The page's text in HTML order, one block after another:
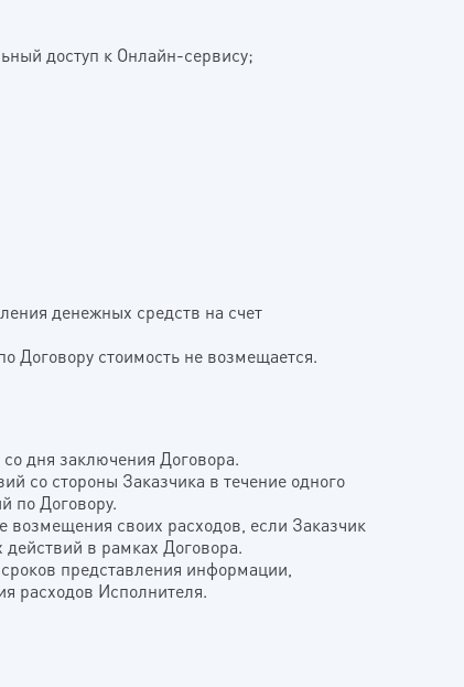
доступ к Онлайн-сервису;
денежных средств на счет
Договору стоимость не возмещается.
дня заключения Договора.
со стороны Заказчика в течение одного
по Договору.
возмещения своих расходов, если Заказчик
в рамках Договора.
представления информации,
расходов Исполнителя.